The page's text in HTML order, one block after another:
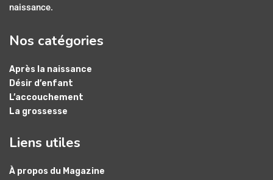
naissance.
Nos catégories
Après la naissance
Désir d’enfant
L’accouchement
La grossesse
Liens utiles
À propos du Magazine